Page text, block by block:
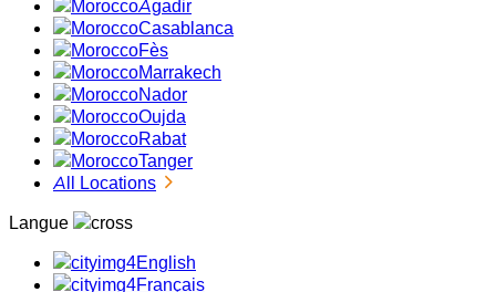
Agadir
Casablanca
Fès
Marrakech
Nador
Oujda
Rabat
Tanger
All Locations
Langue
English
Français